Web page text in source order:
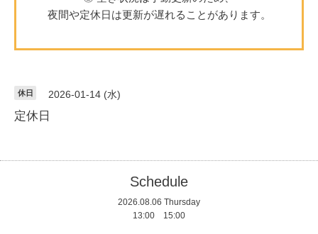
夜間や定休日は更新が遅れることがあります。
休日 2026-01-14 (水)
定休日
Schedule
2026.08.06 Thursday
13:00 15:00